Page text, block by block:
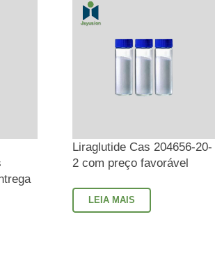
Liraglutide Cas 204656-20-
2 com preço favorável
LEIA MAIS